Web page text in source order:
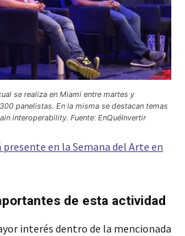
se realiza en Miami entre martes y
panelistas. En la misma se destacan temas
interoperability. Fuente: EnQuéInvertir
en la Semana del Arte en
de esta actividad
interés dentro de la mencionada